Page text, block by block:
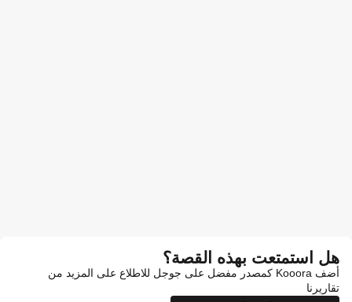
هل استمتعت بهذه القصة؟
أضف Kooora كمصدر مفضل على جوجل للاطلاع على المزيد من
تقاريرنا